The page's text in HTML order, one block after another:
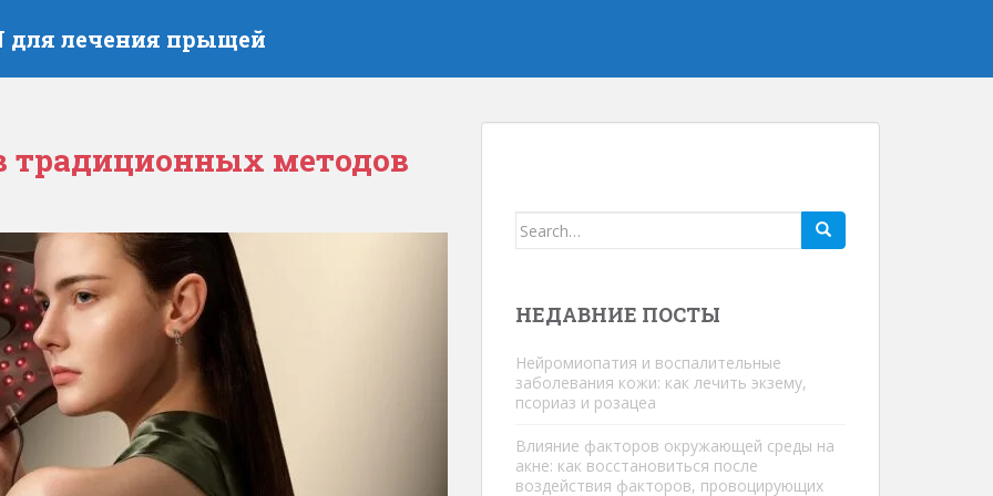
для лечения прыщей
традиционных методов
Искать:
НЕДАВНИЕ ПОСТЫ
Нейромиопатия и воспалительные
заболевания кожи: как лечить экзему,
псориаз и розацеа
Влияние факторов окружающей среды на
акне: как восстановиться после
воздействия факторов, провоцирующих